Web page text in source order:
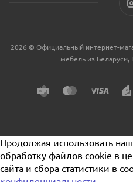
2026 © Официальный интернет-
мебель из
Продолжая использовать
обработку файлов cookie в
сайта и сбора статистики в